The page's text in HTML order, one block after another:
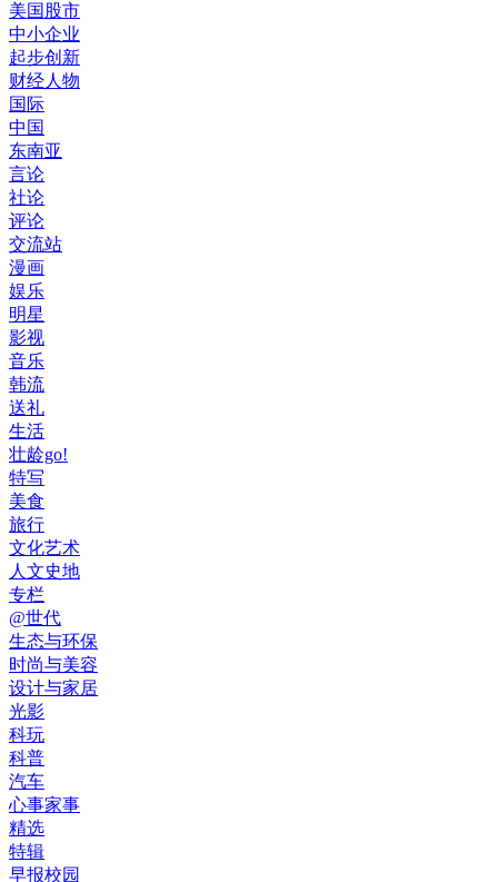
美国股市
中小企业
起步创新
财经人物
国际
中国
东南亚
言论
社论
评论
交流站
漫画
娱乐
明星
影视
音乐
韩流
送礼
生活
壮龄go!
特写
美食
旅行
文化艺术
人文史地
专栏
@世代
生态与环保
时尚与美容
设计与家居
光影
科玩
科普
汽车
心事家事
精选
特辑
早报校园